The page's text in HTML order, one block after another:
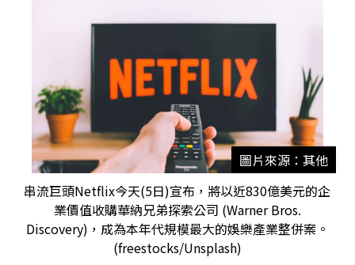
圖片來源：其他
串流巨頭Netflix今天(5日)宣布，將以近830億美元的企
業價值收購華納兄弟探索公司 (Warner Bros.
Discovery)，成為本年代規模最大的娛樂產業整併案。
(freestocks/Unsplash)